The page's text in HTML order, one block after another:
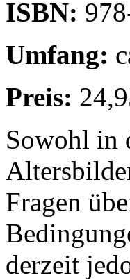
ISBN:
Umfang:
Preis:
Sowohl in
Fragen
derzeit